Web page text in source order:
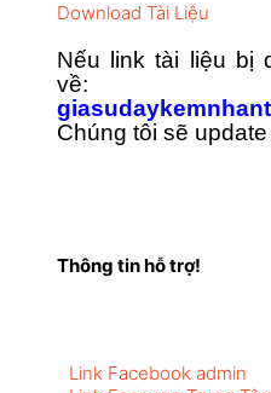
Download Tài Liệu
Nếu link tài liệu bị
về:
Chúng tôi sẽ
Thông tin hỗ trợ!
Link Facebook admin